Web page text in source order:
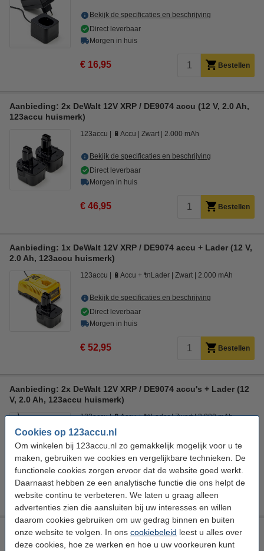
Cookies op 123accu.nl
Om winkelen bij 123accu.nl zo gemakkelijk mogelijk voor u te
maken, gebruiken we cookies en vergelijkbare technieken. De
functionele cookies zorgen ervoor dat de website goed werkt.
Daarnaast hebben ze een analytische functie die ons helpt de
website continu te verbeteren. We laten u graag alleen
advertenties zien die aansluiten bij uw interesses en willen
daarom cookies gebruiken om uw gedrag binnen en buiten
onze website te volgen. In ons cookiebeleid leest u alles over
deze cookies, hoe ze werken en hoe u uw voorkeuren kunt
Bekijk de specificaties en beschrijving
Direct leverbaar
Morgen in huis
€ 16,95 Bestellen
Aanbieding: 2x DeWalt 12V XRP / DE9074 accu (12 V, 2.0 Ah,
123accu huismerk)
123accu 🔋Accu Zwart 2.000 mAh
Bekijk de specificaties en beschrijving
Direct leverbaar
Morgen in huis
€ 46,95 Bestellen
Aanbieding: 1x DeWalt 12V XRP / DE9074 accu + Lader (12 V,
2.0 Ah, 123accu huismerk)
123accu 🔋Accu + 🔌Lader Zwart 2.000 mAh
Bekijk de specificaties en beschrijving
Direct leverbaar
Morgen in huis
€ 52,95 Bestellen
Aanbieding: 2x DeWalt 12V XRP / DE9074 accu's + Lader (12
V, 2.0 Ah, 123accu huismerk)
123accu 🔋Accu + 🔌Lader Zwart 2.000 mAh
Direct leverbaar
€ 74,95 Bestellen
Aanbieding: 3x DeWalt 12V XRP / DE9074 accu (12 V, 2.0 Ah,
123accu huismerk)